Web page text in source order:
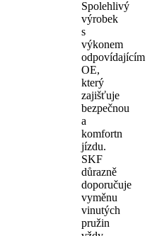
Spolehlivý
výrobek
s
výkonem
odpovídajícím
OE,
který
zajišťuje
bezpečnou
a
komfortn
jízdu.
SKF
důrazně
doporučuje
vyměnu
vinutých
pružin